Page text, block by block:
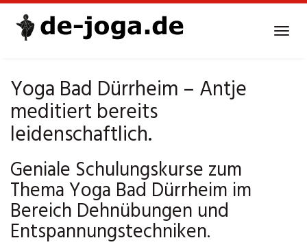
Yoga Bad Dürrheim – Antje
meditiert bereits
leidenschaftlich.
Geniale Schulungskurse zum
Thema Yoga Bad Dürrheim im
Bereich Dehnübungen und
Entspannungstechniken.